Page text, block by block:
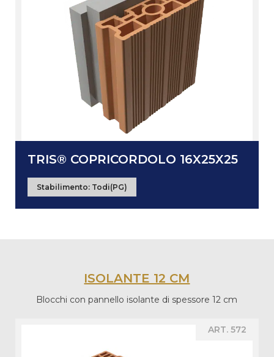
TRIS® COPRICORDOLO 16X25X25
Stabilimento: Todi(PG)
ISOLANTE 12 CM
Blocchi con pannello isolante di spessore 12 cm
ART. 572